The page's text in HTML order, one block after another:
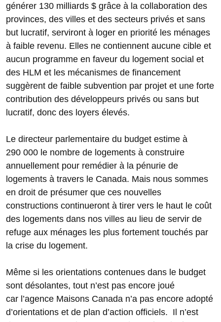
générer 130 milliards $ grâce à la collaboration des
provinces, des villes et des secteurs privés et sans
but lucratif, serviront à loger en priorité les ménages
à faible revenu. Elles ne contiennent aucune cible et
aucun programme en faveur du logement social et
des HLM et les mécanismes de financement
suggèrent de faible subvention par projet et une forte
contribution des développeurs privés ou sans but
lucratif, donc des loyers élevés.
Le directeur parlementaire du budget estime à
290 000 le nombre de logements à construire
annuellement pour remédier à la pénurie de
logements à travers le Canada. Mais nous sommes
en droit de présumer que ces nouvelles
constructions continueront à tirer vers le haut le coût
des logements dans nos villes au lieu de servir de
refuge aux ménages les plus fortement touchés par
la crise du logement.
Même si les orientations contenues dans le budget
sont désolantes, tout n’est pas encore joué
car l’agence Maisons Canada n’a pas encore adopté
d’orientations et de plan d’action officiels. Il n’est